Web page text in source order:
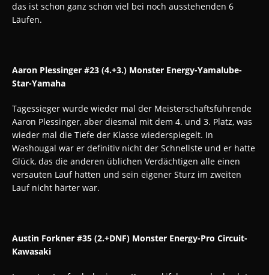
das ist schon ganz schön viel bei noch ausstehenden 6
Läufen.
Aaron Plessinger #23 (4.+3.) Monster Energy-Yamalube-
Star-Yamaha
Tagessieger wurde wieder mal der Meisterschaftsführende
Aaron Plessinger, aber diesmal mit dem 4. und 3. Platz, was
wieder mal die Tiefe der Klasse wiederspiegelt. In
Washougal war er definitiv nicht der Schnellste und er hatte
Glück, das die anderen üblichen Verdächtigen alle einen
versauten Lauf hatten und sein eigener Sturz im zweiten
Lauf nicht härter war.
Austin Forkner #35 (2.+DNF) Monster Energy-Pro Circuit-
Kawasaki